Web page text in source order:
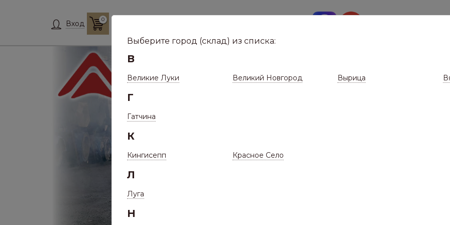
Вход 0
Выберите город (склад) из списка:
В
Великие Луки Великий Новгород Вырица
Г
Гатчина
К
Кингисепп Красное Село
Л
Луга
Н